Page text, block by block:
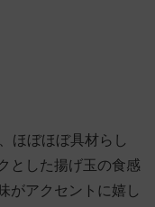
ほぼほぼ具材らし
とした揚げ玉の食感
がアクセントに嬉し